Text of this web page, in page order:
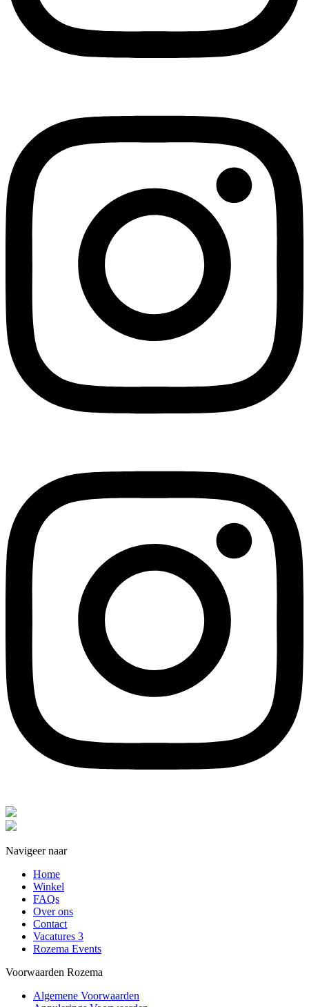
Navigeer naar
Home
Winkel
FAQs
Over ons
Contact
Vacatures 3
Rozema Events
Voorwaarden Rozema
Algemene Voorwaarden